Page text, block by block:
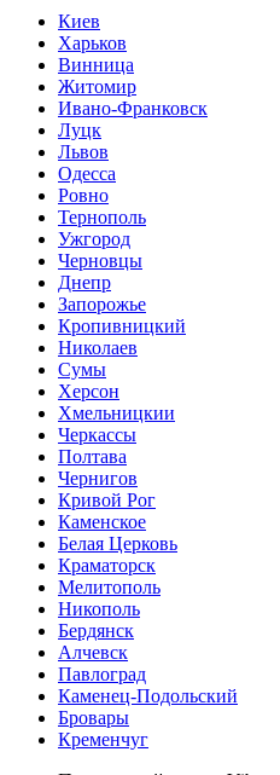
Киев
Харьков
Винница
Житомир
Ивано-Франковск
Луцк
Львов
Одесса
Ровно
Тернополь
Ужгород
Черновцы
Днепр
Запорожье
Кропивницкий
Николаев
Сумы
Херсон
Хмельницкии
Черкассы
Полтава
Чернигов
Кривой Рог
Каменское
Белая Церковь
Краматорск
Мелитополь
Никополь
Бердянск
Алчевск
Павлоград
Каменец-Подольский
Бровары
Кременчуг